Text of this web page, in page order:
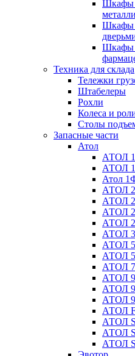
Шкафы
Шкафы
Шкафы
Техника для склада
Тележки
Штабелеры
Рохли
Колеса и
Столы
Запасные части
Атол
АТОЛ
АТОЛ
Атол
АТОЛ
АТОЛ
АТОЛ
АТОЛ
АТОЛ
АТОЛ
АТОЛ
АТОЛ
АТОЛ
АТОЛ
АТОЛ
АТОЛ
АТОЛ
АТОЛ
АТОЛ